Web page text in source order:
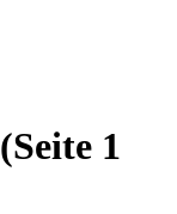
(Seite 1